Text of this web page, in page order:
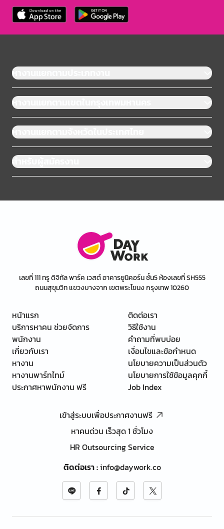
หางานแยกตามประเภทงาน
หางานแยกตามเขตในกรุงเทพมหานคร
หางานแยกตามจังหวัดในประเทศไทย
สำหรับผู้สมัครงาน
เลขที่ 111 ทรู ดิจิทัล พาร์ค เวสต์ อาคารยูนิคอร์น ชั้น5 ห้องเลขที่ SH555
ถนนสุขุมวิท แขวงบางจาก เขตพระโขนง กรุงเทพ 10260
หน้าแรก
บริการหาคน ช่วยจัดการ
พนักงาน
เกี่ยวกับเรา
หางาน
หางานพาร์ทไทม์
ประกาศหาพนักงาน ฟรี
ติดต่อเรา
วิธีใช้งาน
คำถามที่พบบ่อย
เงื่อนไขและข้อกำหนด
นโยบายความเป็นส่วนตัว
นโยบายการใช้ข้อมูลคุกกี้
Job Index
เข้าสู่ระบบเพื่อประกาศงานฟรี
หาคนด่วน เร็วสุด 1 ชั่วโมง
HR Outsourcing Service
ติดต่อเรา:info@daywork.co